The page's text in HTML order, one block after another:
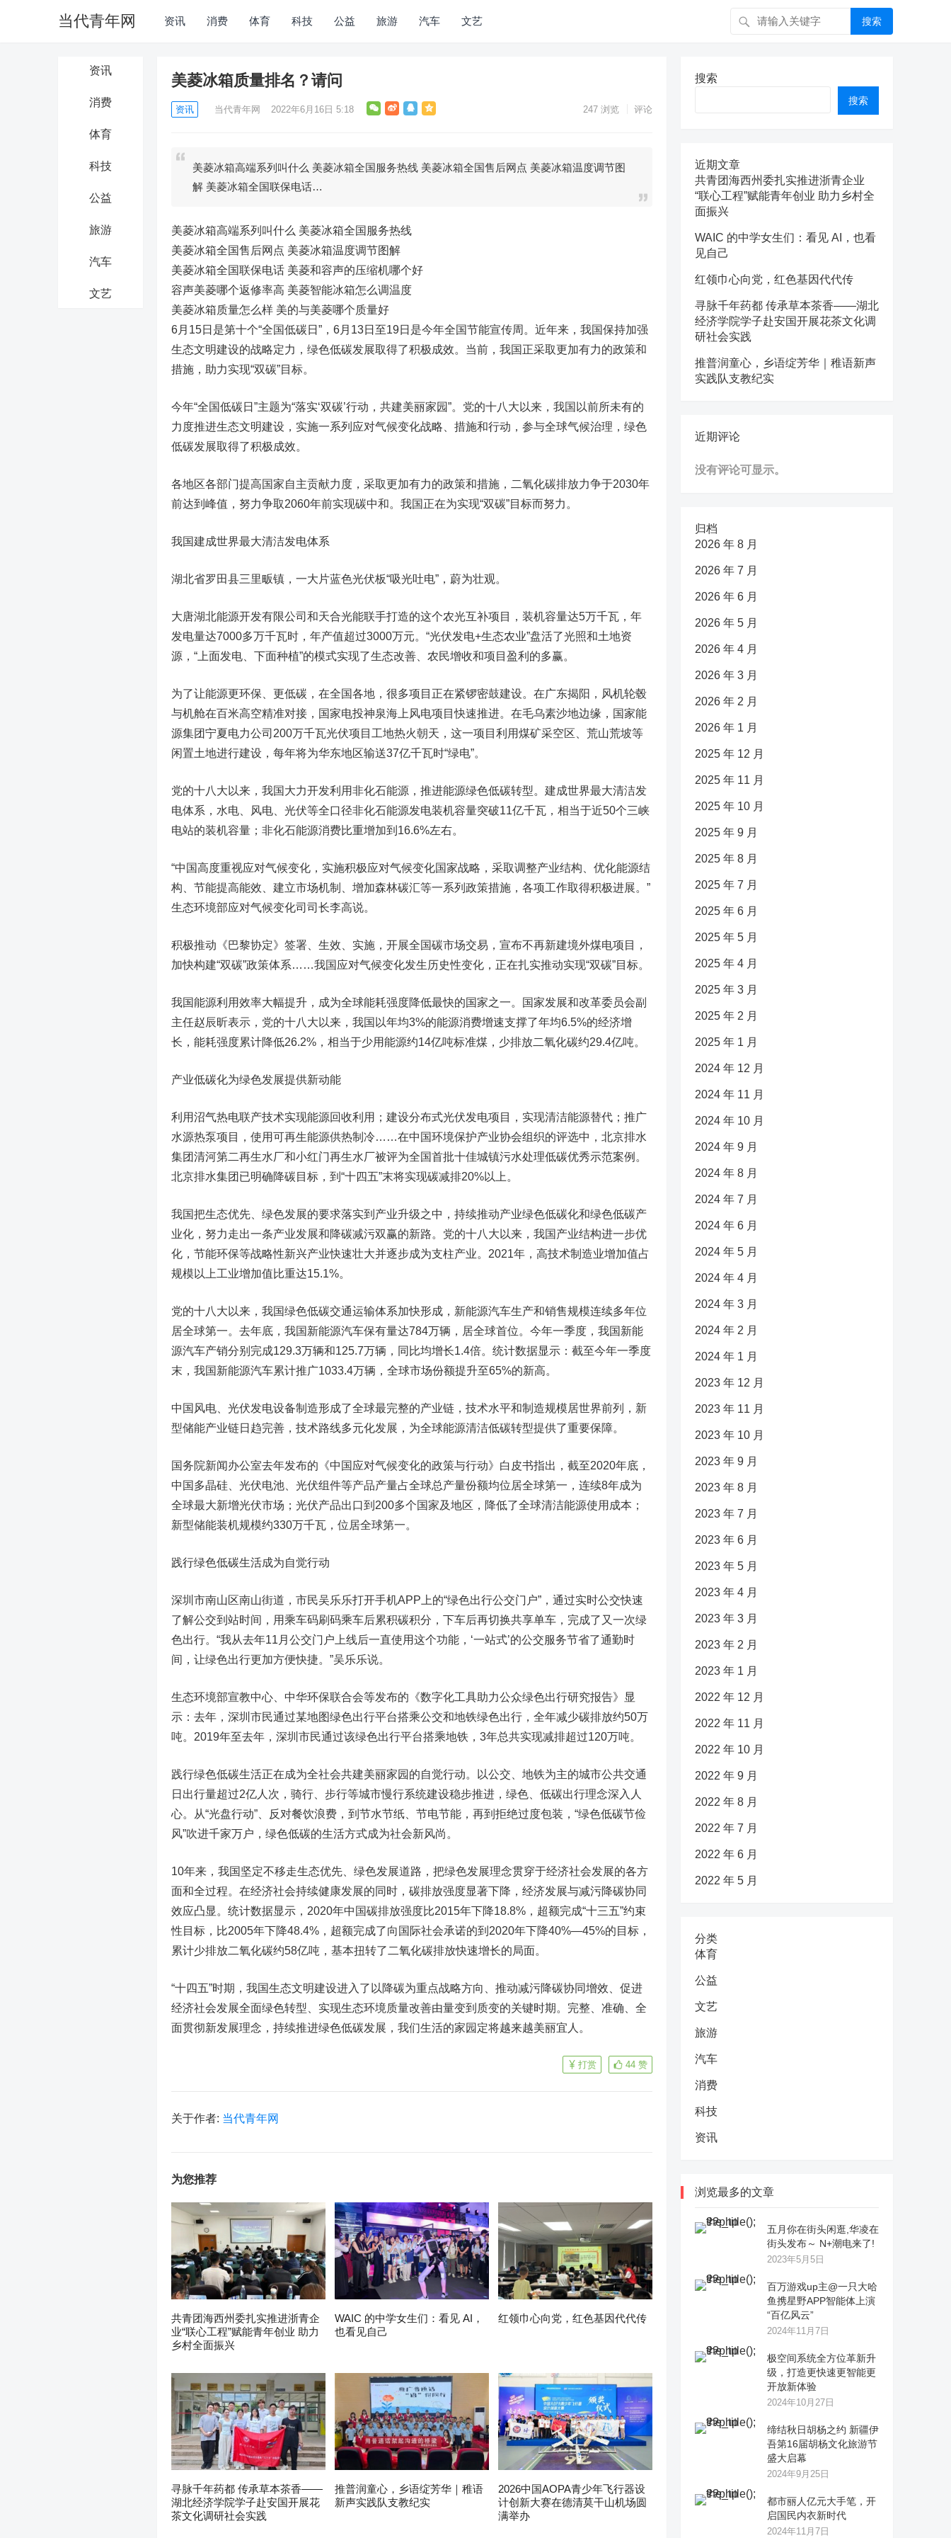
当代青年网 资讯 消费 体育 科技 公益 旅游 汽车 文艺 搜索
资讯
消费
体育
科技
公益
旅游
汽车
文艺
美菱冰箱质量排名？请问
资讯 当代青年网 2022年6月16日 5:18 247 浏览 评论
美菱冰箱高端系列叫什么 美菱冰箱全国服务热线 美菱冰箱全国售后网点 美菱冰箱温度调节图
解 美菱冰箱全国联保电话…
美菱冰箱高端系列叫什么 美菱冰箱全国服务热线
美菱冰箱全国售后网点 美菱冰箱温度调节图解
美菱冰箱全国联保电话 美菱和容声的压缩机哪个好
容声美菱哪个返修率高 美菱智能冰箱怎么调温度
美菱冰箱质量怎么样 美的与美菱哪个质量好
6月15日是第十个“全国低碳日”，6月13日至19日是今年全国节能宣传周。近年来，我国保持加强
生态文明建设的战略定力，绿色低碳发展取得了积极成效。当前，我国正采取更加有力的政策和
措施，助力实现“双碳”目标。
今年“全国低碳日”主题为“落实‘双碳’行动，共建美丽家园”。党的十八大以来，我国以前所未有的
力度推进生态文明建设，实施一系列应对气候变化战略、措施和行动，参与全球气候治理，绿色
低碳发展取得了积极成效。
各地区各部门提高国家自主贡献力度，采取更加有力的政策和措施，二氧化碳排放力争于2030年
前达到峰值，努力争取2060年前实现碳中和。我国正在为实现“双碳”目标而努力。
我国建成世界最大清洁发电体系
湖北省罗田县三里畈镇，一大片蓝色光伏板“吸光吐电”，蔚为壮观。
大唐湖北能源开发有限公司和天合光能联手打造的这个农光互补项目，装机容量达5万千瓦，年
发电量达7000多万千瓦时，年产值超过3000万元。“光伏发电+生态农业”盘活了光照和土地资
源，“上面发电、下面种植”的模式实现了生态改善、农民增收和项目盈利的多赢。
为了让能源更环保、更低碳，在全国各地，很多项目正在紧锣密鼓建设。在广东揭阳，风机轮毂
与机舱在百米高空精准对接，国家电投神泉海上风电项目快速推进。在毛乌素沙地边缘，国家能
源集团宁夏电力公司200万千瓦光伏项目工地热火朝天，这一项目利用煤矿采空区、荒山荒坡等
闲置土地进行建设，每年将为华东地区输送37亿千瓦时“绿电”。
党的十八大以来，我国大力开发利用非化石能源，推进能源绿色低碳转型。建成世界最大清洁发
电体系，水电、风电、光伏等全口径非化石能源发电装机容量突破11亿千瓦，相当于近50个三峡
电站的装机容量；非化石能源消费比重增加到16.6%左右。
“中国高度重视应对气候变化，实施积极应对气候变化国家战略，采取调整产业结构、优化能源结
构、节能提高能效、建立市场机制、增加森林碳汇等一系列政策措施，各项工作取得积极进展。”
生态环境部应对气候变化司司长李高说。
积极推动《巴黎协定》签署、生效、实施，开展全国碳市场交易，宣布不再新建境外煤电项目，
加快构建“双碳”政策体系……我国应对气候变化发生历史性变化，正在扎实推动实现“双碳”目标。
我国能源利用效率大幅提升，成为全球能耗强度降低最快的国家之一。国家发展和改革委员会副
主任赵辰昕表示，党的十八大以来，我国以年均3%的能源消费增速支撑了年均6.5%的经济增
长，能耗强度累计降低26.2%，相当于少用能源约14亿吨标准煤，少排放二氧化碳约29.4亿吨。
产业低碳化为绿色发展提供新动能
利用沼气热电联产技术实现能源回收利用；建设分布式光伏发电项目，实现清洁能源替代；推广
水源热泵项目，使用可再生能源供热制冷……在中国环境保护产业协会组织的评选中，北京排水
集团清河第二再生水厂和小红门再生水厂被评为全国首批十佳城镇污水处理低碳优秀示范案例。
北京排水集团已明确降碳目标，到“十四五”末将实现碳减排20%以上。
我国把生态优先、绿色发展的要求落实到产业升级之中，持续推动产业绿色低碳化和绿色低碳产
业化，努力走出一条产业发展和降碳减污双赢的新路。党的十八大以来，我国产业结构进一步优
化，节能环保等战略性新兴产业快速壮大并逐步成为支柱产业。2021年，高技术制造业增加值占
规模以上工业增加值比重达15.1%。
党的十八大以来，我国绿色低碳交通运输体系加快形成，新能源汽车生产和销售规模连续多年位
居全球第一。去年底，我国新能源汽车保有量达784万辆，居全球首位。今年一季度，我国新能
源汽车产销分别完成129.3万辆和125.7万辆，同比均增长1.4倍。统计数据显示：截至今年一季度
末，我国新能源汽车累计推广1033.4万辆，全球市场份额提升至65%的新高。
中国风电、光伏发电设备制造形成了全球最完整的产业链，技术水平和制造规模居世界前列，新
型储能产业链日趋完善，技术路线多元化发展，为全球能源清洁低碳转型提供了重要保障。
国务院新闻办公室去年发布的《中国应对气候变化的政策与行动》白皮书指出，截至2020年底，
中国多晶硅、光伏电池、光伏组件等产品产量占全球总产量份额均位居全球第一，连续8年成为
全球最大新增光伏市场；光伏产品出口到200多个国家及地区，降低了全球清洁能源使用成本；
新型储能装机规模约330万千瓦，位居全球第一。
践行绿色低碳生活成为自觉行动
深圳市南山区南山街道，市民吴乐乐打开手机APP上的“绿色出行公交门户”，通过实时公交快速
了解公交到站时间，用乘车码刷码乘车后累积碳积分，下车后再切换共享单车，完成了又一次绿
色出行。“我从去年11月公交门户上线后一直使用这个功能，‘一站式’的公交服务节省了通勤时
间，让绿色出行更加方便快捷。”吴乐乐说。
生态环境部宣教中心、中华环保联合会等发布的《数字化工具助力公众绿色出行研究报告》显
示：去年，深圳市民通过某地图绿色出行平台搭乘公交和地铁绿色出行，全年减少碳排放约50万
吨。2019年至去年，深圳市民通过该绿色出行平台搭乘地铁，3年总共实现减排超过120万吨。
践行绿色低碳生活正在成为全社会共建美丽家园的自觉行动。以公交、地铁为主的城市公共交通
日出行量超过2亿人次，骑行、步行等城市慢行系统建设稳步推进，绿色、低碳出行理念深入人
心。从“光盘行动”、反对餐饮浪费，到节水节纸、节电节能，再到拒绝过度包装，“绿色低碳节俭
风”吹进千家万户，绿色低碳的生活方式成为社会新风尚。
10年来，我国坚定不移走生态优先、绿色发展道路，把绿色发展理念贯穿于经济社会发展的各方
面和全过程。在经济社会持续健康发展的同时，碳排放强度显著下降，经济发展与减污降碳协同
效应凸显。统计数据显示，2020年中国碳排放强度比2015年下降18.8%，超额完成“十三五”约束
性目标，比2005年下降48.4%，超额完成了向国际社会承诺的到2020年下降40%—45%的目标，
累计少排放二氧化碳约58亿吨，基本扭转了二氧化碳排放快速增长的局面。
“十四五”时期，我国生态文明建设进入了以降碳为重点战略方向、推动减污降碳协同增效、促进
经济社会发展全面绿色转型、实现生态环境质量改善由量变到质变的关键时期。完整、准确、全
面贯彻新发展理念，持续推进绿色低碳发展，我们生活的家园定将越来越美丽宜人。
44 赞
打赏
关于作者: 当代青年网
为您推荐
共青团海西州委扎实推进浙青企
业“联心工程”赋能青年创业 助力
乡村全面振兴
WAIC 的中学女生们：看见 AI，
也看见自己
红领巾心向党，红色基因代代传
寻脉千年药都 传承草本茶香——
湖北经济学院学子赴安国开展花
茶文化调研社会实践
推普润童心，乡语绽芳华｜稚语
新声实践队支教纪实
2026中国AOPA青少年飞行器设
计创新大赛在德清莫干山机场圆
满举办
搜索
搜索
近期文章
共青团海西州委扎实推进浙青企业
“联心工程”赋能青年创业 助力乡村全
面振兴
WAIC 的中学女生们：看见 AI，也看
见自己
红领巾心向党，红色基因代代传
寻脉千年药都 传承草本茶香——湖北
经济学院学子赴安国开展花茶文化调
研社会实践
推普润童心，乡语绽芳华｜稚语新声
实践队支教纪实
近期评论
没有评论可显示。
归档
2026 年 8 月
2026 年 7 月
2026 年 6 月
2026 年 5 月
2026 年 4 月
2026 年 3 月
2026 年 2 月
2026 年 1 月
2025 年 12 月
2025 年 11 月
2025 年 10 月
2025 年 9 月
2025 年 8 月
2025 年 7 月
2025 年 6 月
2025 年 5 月
2025 年 4 月
2025 年 3 月
2025 年 2 月
2025 年 1 月
2024 年 12 月
2024 年 11 月
2024 年 10 月
2024 年 9 月
2024 年 8 月
2024 年 7 月
2024 年 6 月
2024 年 5 月
2024 年 4 月
2024 年 3 月
2024 年 2 月
2024 年 1 月
2023 年 12 月
2023 年 11 月
2023 年 10 月
2023 年 9 月
2023 年 8 月
2023 年 7 月
2023 年 6 月
2023 年 5 月
2023 年 4 月
2023 年 3 月
2023 年 2 月
2023 年 1 月
2022 年 12 月
2022 年 11 月
2022 年 10 月
2022 年 9 月
2022 年 8 月
2022 年 7 月
2022 年 6 月
2022 年 5 月
分类
体育
公益
文艺
旅游
汽车
消费
科技
资讯
浏览最多的文章
五月你在街头闲逛,华凌在
街头发布～ N+潮电来了!
2023年5月5日
百万游戏up主@一只大哈
鱼携星野APP智能体上演
“百亿风云”
2024年11月7日
极空间系统全方位革新升
级，打造更快速更智能更
开放新体验
2024年10月27日
缔结秋日胡杨之约 新疆伊
吾第16届胡杨文化旅游节
盛大启幕
2024年9月25日
都市丽人亿元大手笔，开
启国民内衣新时代
2024年11月7日